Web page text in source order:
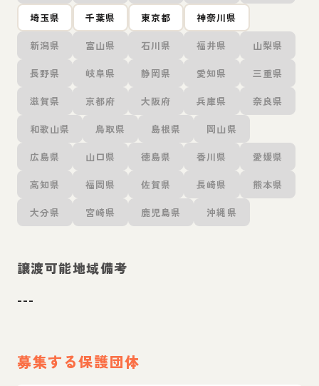
埼玉県 千葉県 東京都 神奈川県
新潟県 富山県 石川県 福井県 山梨県
長野県 岐阜県 静岡県 愛知県 三重県
滋賀県 京都府 大阪府 兵庫県 奈良県
和歌山県 鳥取県 島根県 岡山県
広島県 山口県 徳島県 香川県 愛媛県
高知県 福岡県 佐賀県 長崎県 熊本県
大分県 宮崎県 鹿児島県 沖縄県
譲渡可能地域備考
---
募集する保護団体